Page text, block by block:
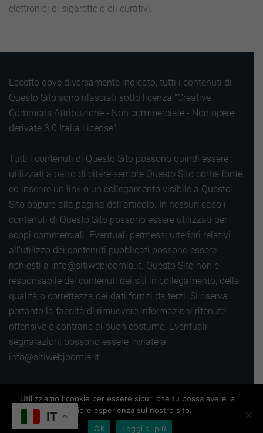
elettronici di sigarette o oli curativi.
Eccetto dove diversamente indicato, tutti i contenuti di
Questo Sito sono rilasciati sotto licenza "Creative
Commons Attribuzione - Non commerciale - Non opere
derivate 3.0 Italia License".
Tutti i contenuti di Questo Sito possono quindi essere
utilizzati a patto di citare sempre Questo Sito come fonte
ed inserire un link o un collegamento visibile a Questo
Sito oppure alla pagina dell'articolo. In nessun caso i
contenuti di Questo Sito possono essere utilizzati per
scopi commerciali. Eventuali permessi ulteriori relativi
all'utilizzo dei contenuti pubblicati possono essere
richiesti a info@sitiwebjoomla.it. Questo Sito non è
responsabile dei contenuti dei siti in collegamento, della
qualità o correttezza dei dati forniti da terzi. Si riserva
pertanto la facoltà di rimuovere informazioni ritenute
offensive o contrarie al buon costume. Eventuali
segnalazioni possono essere inviate a
info@sitiwebjoomla.it.
Copyright 2016 |Termini, privacy e cookie |Sitemap|
Powered by Siti web Wordpress
IT
Utilizziamo i cookie per essere sicuri che tu possa avere la
migliore esperienza sul nostro sito.
Ok
Leggi di più